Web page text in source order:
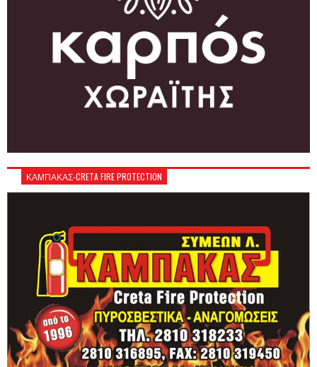
ΚΑΜΠΑΚΑΣ-CRETA FIRE PROTECTION